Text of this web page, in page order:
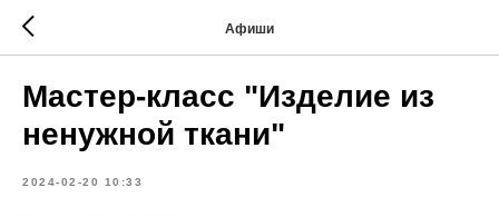
Афиши
Мастер-класс "Изделие из
ненужной ткани"
2024-02-20 10:33